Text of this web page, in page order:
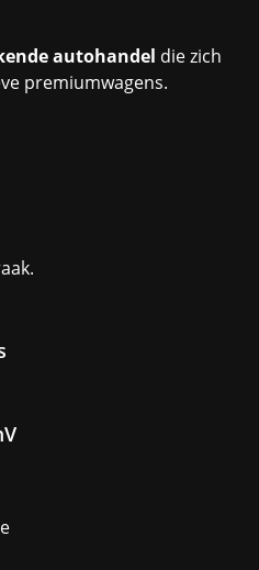
autohandel die zich
premiumwagens.